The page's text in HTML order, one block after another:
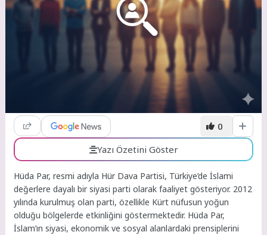
0
Yazı Özetini Göster
Hüda Par, resmi adıyla Hür Dava Partisi, Türkiye’de İslami
değerlere dayalı bir siyasi parti olarak faaliyet gösteriyor. 2012
yılında kurulmuş olan parti, özellikle Kürt nüfusun yoğun
olduğu bölgelerde etkinliğini göstermektedir. Hüda Par,
İslam’ın siyasi, ekonomik ve sosyal alanlardaki prensiplerini